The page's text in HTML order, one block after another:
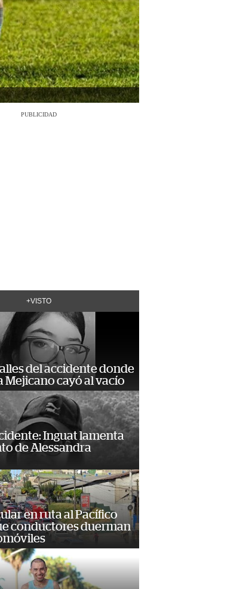
PUBLICIDAD
+VISTO
del accidente donde
Mejicano cayó al vacío
Inguat lamenta
de Alessandra
en ruta al Pacífico
conductores duerman